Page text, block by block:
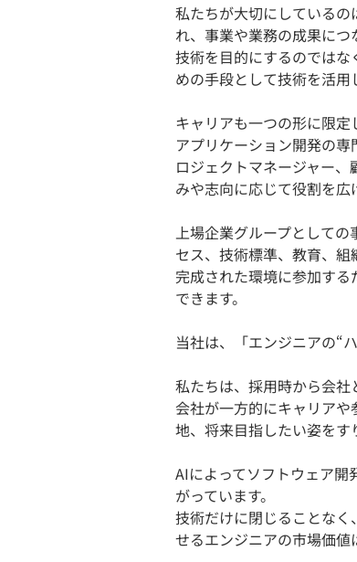
私たちが大切にしている
れ、事業や業務の成果につ
技術を目的にするのでは
めの手段として技術を活用
キャリアも一つの形に限定
アプリケーション開発の
ロジェクトマネージャー
みや志向に応じて役割を広
上場企業グループとして
セス、技術標準、教育、組
完成された環境に参加す
できます。
当社は、「エンジニアの“
私たちは、採用時から会社
会社が一方的にキャリア
地、将来目指したい姿をす
AIによってソフトウェア
がっています。
技術だけに閉じることな
せるエンジニアの市場価値